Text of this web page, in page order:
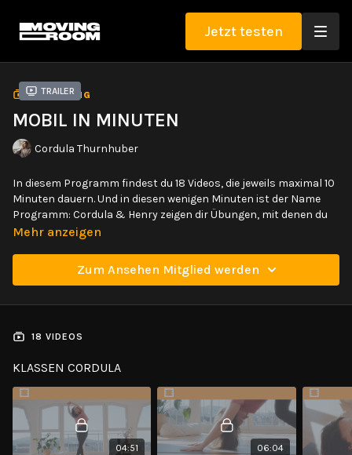
Jetzt testen
Trailer
SAMMLUNG
MOBIL IN MINUTEN
Cordula Thurnhuber
In diesem Programm findest du 18 Videos, die jeweils maximal 10
Minuten dauern. Und in diesen wenigen Minuten ist der Name
Programm: Cordula & Henry zeigen dir Übungen, mit denen du
ohne Vorbereitung oder Aufwärmen deinen gesamten Körper
dir teilen möchten.
Die Videos kannst du als Morgenroutine, deinen bewegten Start
zum Runterkommen abends üben. Du entscheidest und kannst
Mehr anzeigen
Zum Ansehen Mitglied werden
18 VIDEOS
KLASSEN CORDULA
04:51 06:04